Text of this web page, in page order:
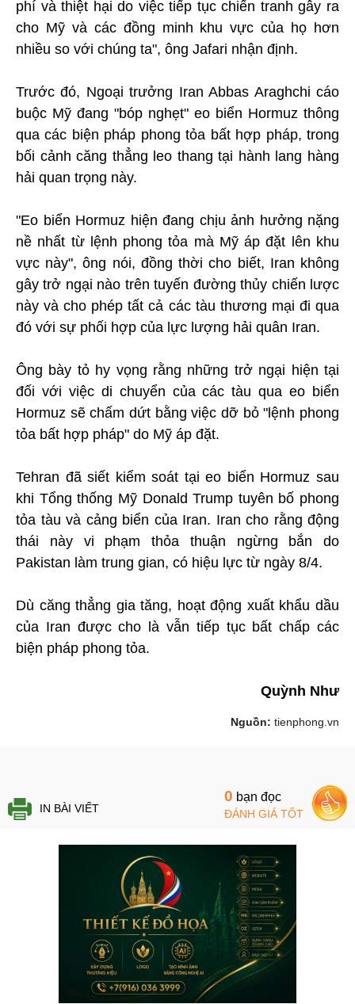
phí và thiệt hại do việc tiếp tục chiến tranh gây ra
cho Mỹ và các đồng minh khu vực của họ hơn
nhiều so với chúng ta", ông Jafari nhận định.
Trước đó, Ngoại trưởng Iran Abbas Araghchi cáo
buộc Mỹ đang "bóp nghẹt" eo biển Hormuz thông
qua các biện pháp phong tỏa bất hợp pháp, trong
bối cảnh căng thẳng leo thang tại hành lang hàng
hải quan trọng này.
"Eo biển Hormuz hiện đang chịu ảnh hưởng nặng
nề nhất từ lệnh phong tỏa mà Mỹ áp đặt lên khu
vực này", ông nói, đồng thời cho biết, Iran không
gây trở ngại nào trên tuyến đường thủy chiến lược
này và cho phép tất cả các tàu thương mại đi qua
đó với sự phối hợp của lực lượng hải quân Iran.
Ông bày tỏ hy vọng rằng những trở ngại hiện tại
đối với việc di chuyển của các tàu qua eo biển
Hormuz sẽ chấm dứt bằng việc dỡ bỏ "lệnh phong
tỏa bất hợp pháp" do Mỹ áp đặt.
Tehran đã siết kiểm soát tại eo biển Hormuz sau
khi Tổng thống Mỹ Donald Trump tuyên bố phong
tỏa tàu và cảng biển của Iran. Iran cho rằng động
thái này vi phạm thỏa thuận ngừng bắn do
Pakistan làm trung gian, có hiệu lực từ ngày 8/4.
Dù căng thẳng gia tăng, hoạt động xuất khẩu dầu
của Iran được cho là vẫn tiếp tục bất chấp các
biện pháp phong tỏa.
Quỳnh Như
Nguồn: tienphong.vn
IN BÀI VIẾT
0 bạn đọc
ĐÁNH GIÁ TỐT